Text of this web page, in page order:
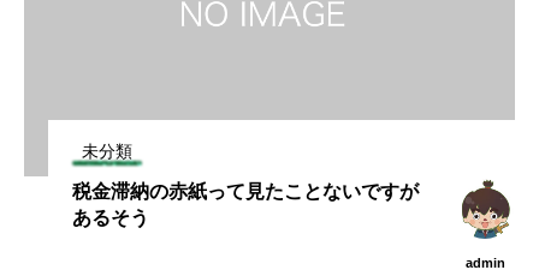
未分類
税金滞納の赤紙って見たことないですが
あるそう
admin